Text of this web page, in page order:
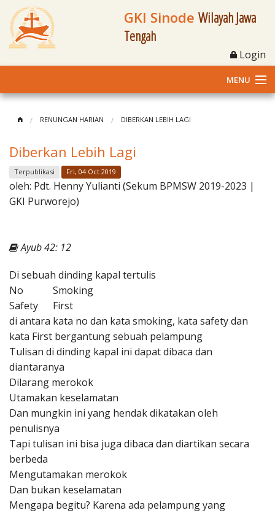
GKI Sinode Wilayah Jawa
Tengah
Login
MENU
Klasis dan Jemaat
Berita Kegiatan
Materi
Penerbitan
RENUNGAN HARIAN DIBERKAN LEBIH LAGI
Diberkan Lebih Lagi
Terpublikasi Fri, 04 Oct 2019
oleh: Pdt. Henny Yulianti (Sekum BPMSW 2019-2023 |
GKI Purworejo)
Ayub 42: 12
Di sebuah dinding kapal tertulis
No Smoking
Safety First
di antara kata no dan kata smoking, kata safety dan
kata First bergantung sebuah pelampung
Tulisan di dinding kapal ini dapat dibaca dan
diantaranya
Dilarang merokok
Utamakan keselamatan
Dan mungkin ini yang hendak dikatakan oleh
penulisnya
Tapi tulisan ini bisa juga dibaca dan diartikan secara
berbeda
Mengutamakan merokok
Dan bukan keselamatan
Mengapa begitu? Karena ada pelampung yang